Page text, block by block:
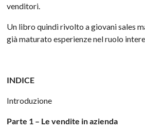
venditori.
Un libro quindi rivolto a giovani sales
già maturato esperienze nel ruolo
INDICE
Introduzione
Parte 1 – Le vendite in azienda